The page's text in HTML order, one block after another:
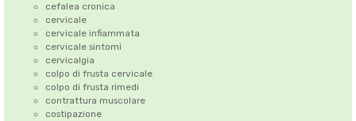
cefalea cronica
cervicale
cervicale infiammata
cervicale sintomi
cervicalgia
colpo di frusta cervicale
colpo di frusta rimedi
contrattura muscolare
costipazione